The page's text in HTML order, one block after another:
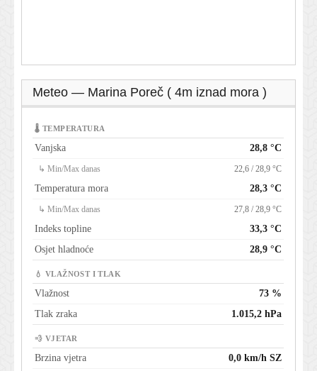
Meteo — Marina Poreč ( 4m iznad mora )
🌡 TEMPERATURA
Vanjska 28,8 °C
↳ Min/Max danas 22,6 / 28,9 °C
Temperatura mora 28,3 °C
↳ Min/Max danas 27,8 / 28,9 °C
Indeks topline
33,3 °C
Osjet hladnoće
28,9 °C
💧 VLAŽNOST I TLAK
Vlažnost
73 %
Tlak zraka
1.015,2 hPa
💨 VJETAR
Brzina vjetra
0,0 km/h SZ